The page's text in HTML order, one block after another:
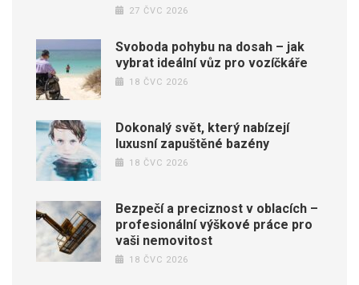
27 ČVC 2026
Svoboda pohybu na dosah – jak
vybrat ideální vůz pro vozíčkáře
18 ČVC 2026
Dokonalý svět, který nabízejí
luxusní zapuštěné bazény
18 ČVC 2026
Bezpečí a preciznost v oblacích –
profesionální výškové práce pro
vaši nemovitost
18 ČVC 2026